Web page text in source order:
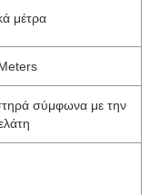
μέτρα
σύμφωνα με την